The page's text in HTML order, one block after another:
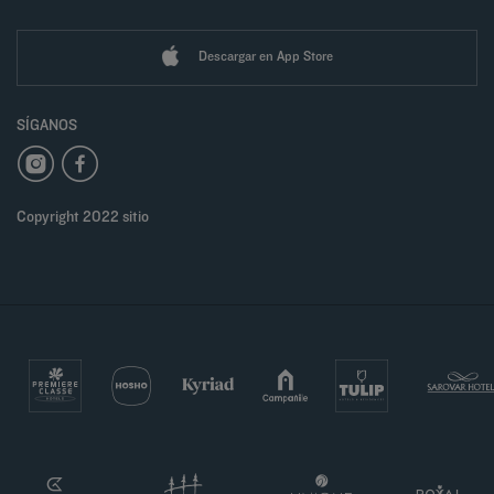
Descargar en App Store
SÍGANOS
Copyright 2022 sitio